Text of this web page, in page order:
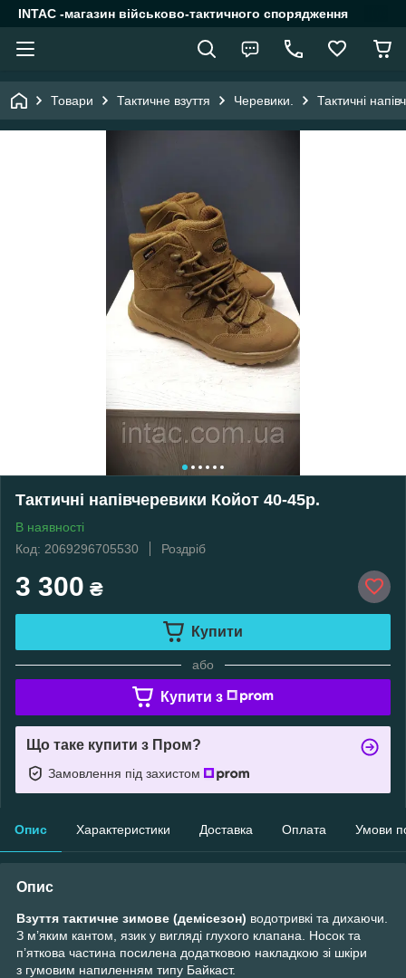
INTAC -магазин військово-тактичного спорядження
Товари Тактичне взуття Черевики. Тактичні
Тактичні напівчеревики Койот 40-45р.
В наявності
Код: 2069296705530
Роздріб
3 300 ₴
Купити
або
Купити з
Що таке купити з Пром?
Замовлення під захистом
Опис Характеристики Доставка Оплата Умови
Опис
Взуття тактичне зимове (демісезон) водотривкі та дихаючи.
З м’яким кантом, язик у вигляді глухого клапана. Носок та
п’яткова частина посилена додатковою накладкою зі шкіри
з гумовим напиленням типу Байкаст.